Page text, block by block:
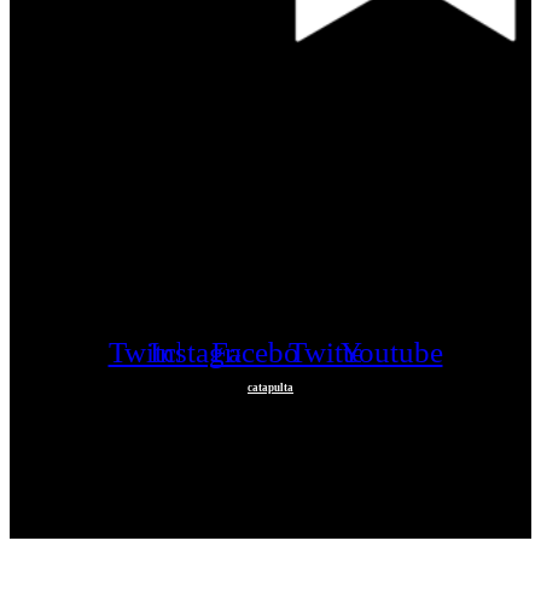
TwitchInstagramFacebookTwitterYoutube
catapulta